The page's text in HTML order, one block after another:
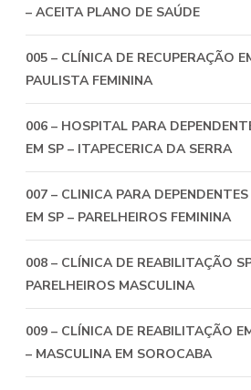
– ACEITA PLANO DE SAÚDE
005 – CLÍNICA DE RECUPERAÇÃO
PAULISTA FEMININA
006 – HOSPITAL PARA
EM SP – ITAPECERICA DA SERRA
007 – CLINICA PARA
EM SP – PARELHEIROS FEMININA
008 – CLÍNICA DE REABILITAÇÃO
PARELHEIROS MASCULINA
009 – CLÍNICA DE REABILITAÇÃO
– MASCULINA EM SOROCABA